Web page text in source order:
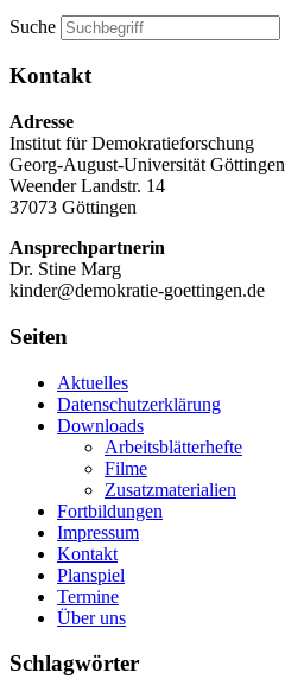
Suche
Kontakt
Adresse
Institut für Demokratieforschung
Georg-August-Universität Göttingen
Weender Landstr. 14
37073 Göttingen
Ansprechpartnerin
Dr. Stine Marg
kinder@demokratie-goettingen.de
Seiten
Aktuelles
Datenschutzerklärung
Downloads
Arbeitsblätterhefte
Filme
Zusatzmaterialien
Fortbildungen
Impressum
Kontakt
Planspiel
Termine
Über uns
Schlagwörter